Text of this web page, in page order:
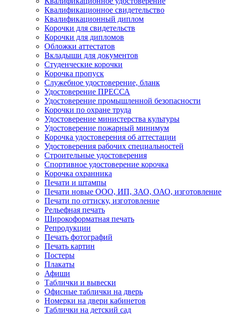
Квалификационное свидетельство
Квалификационный диплом
Корочки для свидетельств
Корочки для дипломов
Обложки аттестатов
Вкладыши для документов
Студенческие корочки
Корочка пропуск
Служебное удостоверение, бланк
Удостоверение ПРЕССА
Удостоверение промышленной безопасности
Корочки по охране труда
Удостоверение министерства культуры
Удостоверение пожарный минимум
Корочка удостоверения об аттестации
Удостоверения рабочих специальностей
Строительные удостоверения
Спортивное удостоверение корочка
Корочка охранника
Печати и штампы
Печати новые ООО, ИП, ЗАО, ОАО, изготовление
Печати по оттиску, изготовление
Рельефная печать
Широкоформатная печать
Репродукции
Печать фотографий
Печать картин
Постеры
Плакаты
Афиши
Таблички и вывески
Офисные таблички на дверь
Номерки на двери кабинетов
Таблички на детский сад